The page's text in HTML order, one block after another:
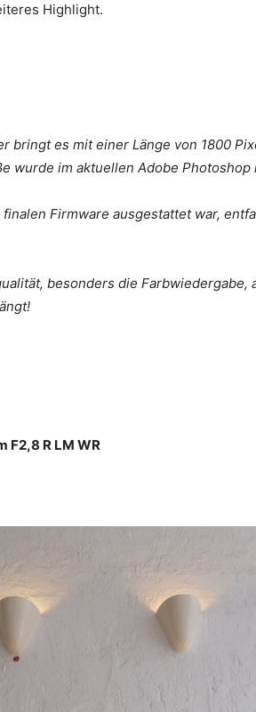
Highlight.
bringt es mit einer Länge von 1800
wurde im aktuellen Adobe
Firmware ausgestattet war,
besonders die Farbwiedergabe,
F2,8 R LM WR